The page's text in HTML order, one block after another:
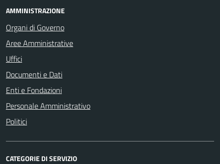
AMMINISTRAZIONE
Organi di Governo
Aree Amministrative
Uffici
Documenti e Dati
Enti e Fondazioni
Personale Amministrativo
Politici
CATEGORIE DI SERVIZIO